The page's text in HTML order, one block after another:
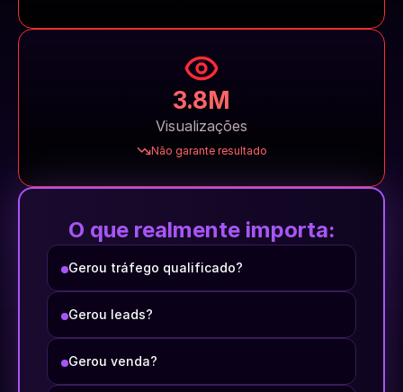
3.8M
Visualizações
Não garante resultado
O que realmente importa:
Gerou tráfego qualificado?
Gerou leads?
Gerou venda?